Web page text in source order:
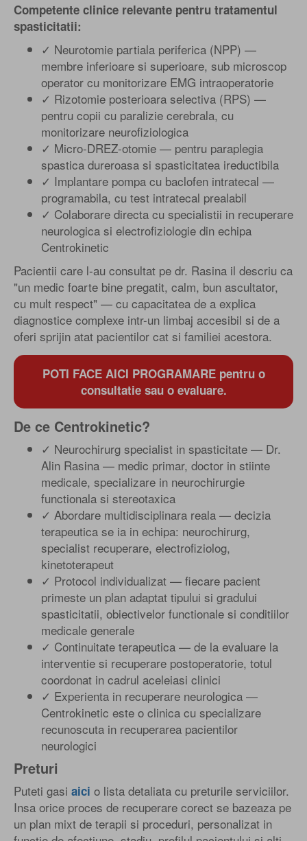
Competente clinice relevante pentru tratamentul
spasticitatii:
✓ Neurotomie partiala periferica (NPP) —
membre inferioare si superioare, sub microscop
operator cu monitorizare EMG intraoperatorie
✓ Rizotomie posterioara selectiva (RPS) —
pentru copii cu paralizie cerebrala, cu
monitorizare neurofiziologica
✓ Micro-DREZ-otomie — pentru paraplegia
spastica dureroasa si spasticitatea ireductibila
✓ Implantare pompa cu baclofen intratecal —
programabila, cu test intratecal prealabil
✓ Colaborare directa cu specialistii in recuperare
neurologica si electrofiziologie din echipa
Centrokinetic
Pacientii care l-au consultat pe dr. Rasina il descriu ca
"un medic foarte bine pregatit, calm, bun ascultator,
cu mult respect" — cu capacitatea de a explica
diagnostice complexe intr-un limbaj accesibil si de a
oferi sprijin atat pacientilor cat si familiei acestora.
POTI FACE AICI PROGRAMARE pentru o
consultatie sau o evaluare.
De ce Centrokinetic?
✓ Neurochirurg specialist in spasticitate — Dr.
Alin Rasina — medic primar, doctor in stiinte
medicale, specializare in neurochirurgie
functionala si stereotaxica
✓ Abordare multidisciplinara reala — decizia
terapeutica se ia in echipa: neurochirurg,
specialist recuperare, electrofiziolog,
kinetoterapeut
✓ Protocol individualizat — fiecare pacient
primeste un plan adaptat tipului si gradului
spasticitatii, obiectivelor functionale si conditiilor
medicale generale
✓ Continuitate terapeutica — de la evaluare la
interventie si recuperare postoperatorie, totul
coordonat in cadrul aceleiasi clinici
✓ Experienta in recuperare neurologica —
Centrokinetic este o clinica cu specializare
recunoscuta in recuperarea pacientilor
neurologici
Preturi
Puteti gasi aici o lista detaliata cu preturile serviciilor.
Insa orice proces de recuperare corect se bazeaza pe
un plan mixt de terapii si proceduri, personalizat in